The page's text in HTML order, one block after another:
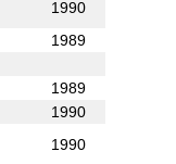
1990
1989
1989
1990
1990